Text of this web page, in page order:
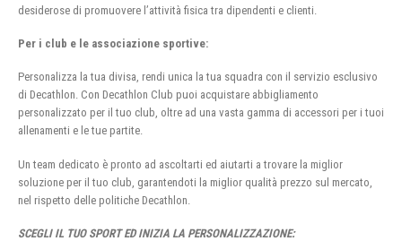
desiderose di promuovere l’attività fisica tra dipendenti e clienti.
Per i club e le associazione sportive:
Personalizza la tua divisa, rendi unica la tua squadra con il servizio esclusivo
di Decathlon. Con Decathlon Club puoi acquistare abbigliamento
personalizzato per il tuo club, oltre ad una vasta gamma di accessori per i tuoi
allenamenti e le tue partite.
Un team dedicato è pronto ad ascoltarti ed aiutarti a trovare la miglior
soluzione per il tuo club, garantendoti la miglior qualità prezzo sul mercato,
nel rispetto delle politiche Decathlon.
SCEGLI IL TUO SPORT ED INIZIA LA PERSONALIZZAZIONE: